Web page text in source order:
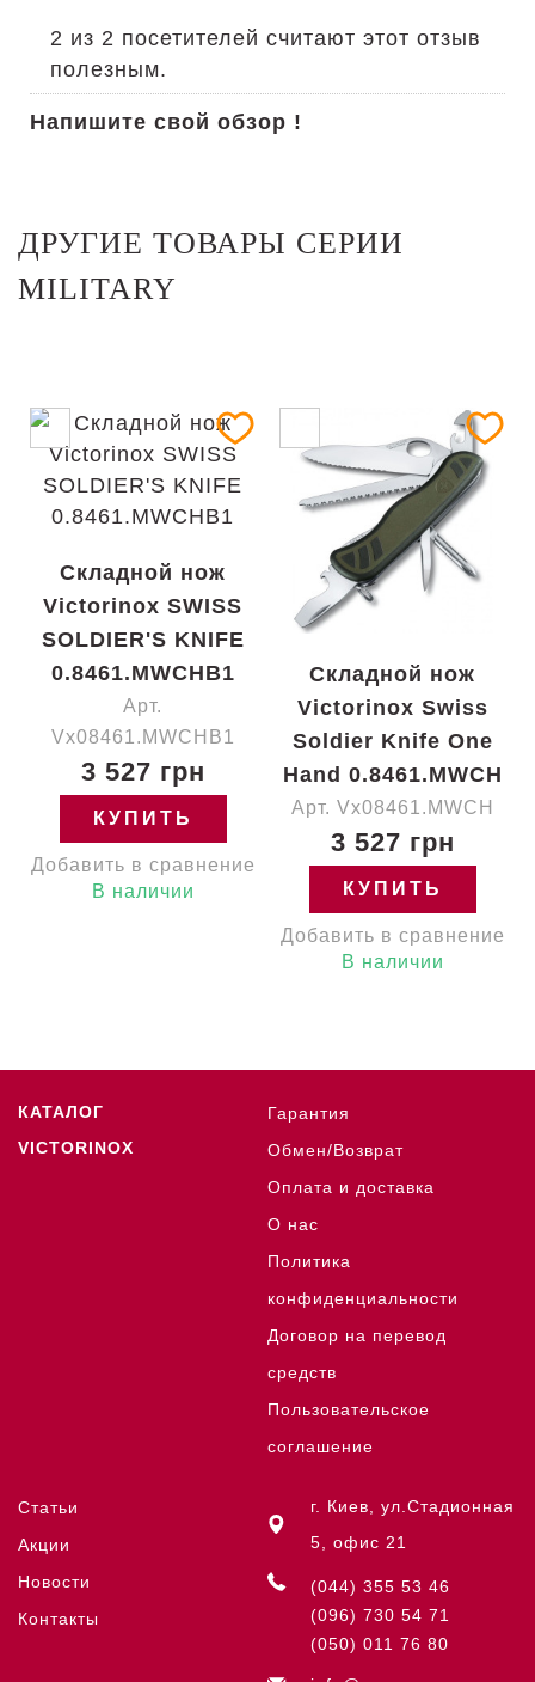
2 из 2 посетителей считают этот отзыв
полезным.
Напишите свой обзор !
ДРУГИЕ ТОВАРЫ СЕРИИ
MILITARY
Складной нож
Victorinox SWISS
SOLDIER'S KNIFE
0.8461.MWCHB1
Арт.
Vx08461.MWCHB1
3 527 грн
КУПИТЬ
Добавить в сравнение
В наличии
Складной нож
Victorinox Swiss
Soldier Knife One
Hand 0.8461.MWCH
Арт. Vx08461.MWCH
3 527 грн
КУПИТЬ
Добавить в сравнение
В наличии
КАТАЛОГ
VICTORINOX
Гарантия
Обмен/Возврат
Оплата и доставка
О нас
Политика
конфиденциальности
Договор на перевод
средств
Пользовательское
соглашение
Статьи
Акции
Новости
Контакты
г. Киев, ул.Стадионная
5, офис 21
(044) 355 53 46
(096) 730 54 71
(050) 011 76 80